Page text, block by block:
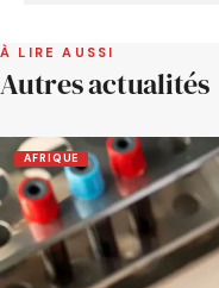
À LIRE AUSSI
Autres actualités
AFRIQUE